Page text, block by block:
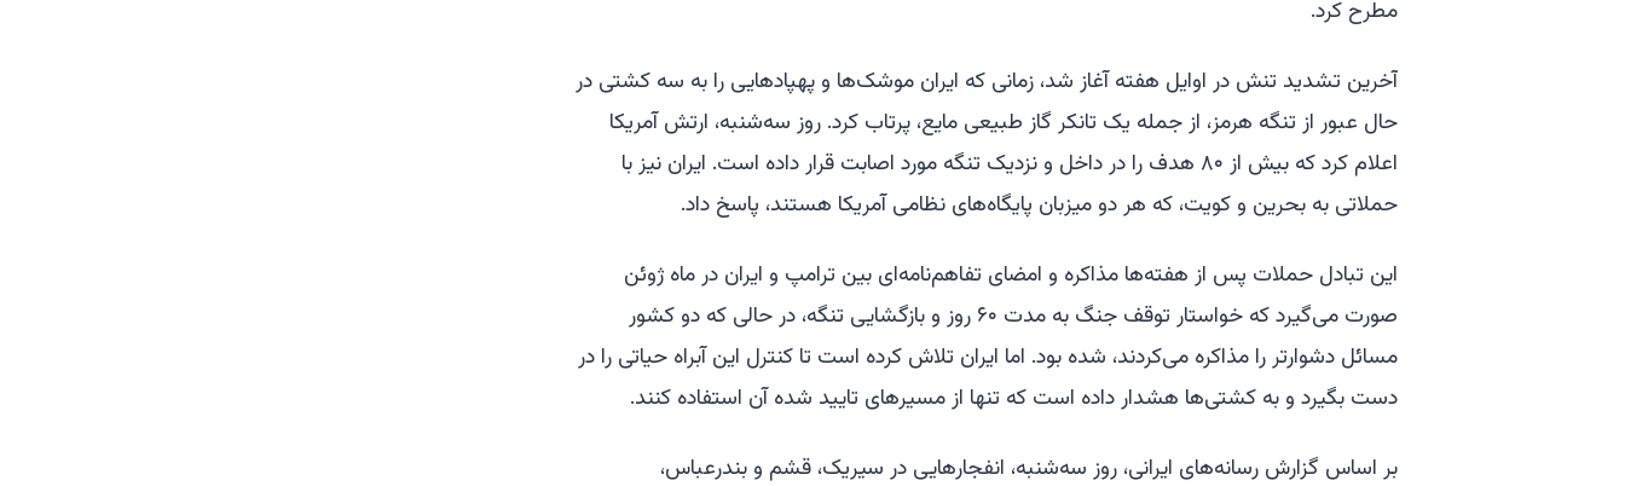
مطرح کرد.
آخرین تشدید تنش در اوایل هفته آغاز شد، زمانی که ایران موشک‌ها و پهپادهایی را به سه کشتی در
حال عبور از تنگه هرمز، از جمله یک تانکر گاز طبیعی مایع، پرتاب کرد. روز سه‌شنبه، ارتش آمریکا
اعلام کرد که بیش از ۸۰ هدف را در داخل و نزدیک تنگه مورد اصابت قرار داده است. ایران نیز با
حملاتی به بحرین و کویت، که هر دو میزبان پایگاه‌های نظامی آمریکا هستند، پاسخ داد.
این تبادل حملات پس از هفته‌ها مذاکره و امضای تفاهم‌نامه‌ای بین ترامپ و ایران در ماه ژوئن
صورت می‌گیرد که خواستار توقف جنگ به مدت ۶۰ روز و بازگشایی تنگه، در حالی که دو کشور
مسائل دشوارتر را مذاکره می‌کردند، شده بود. اما ایران تلاش کرده است تا کنترل این آبراه حیاتی را در
دست بگیرد و به کشتی‌ها هشدار داده است که تنها از مسیرهای تایید شده آن استفاده کنند.
بر اساس گزارش رسانه‌های ایرانی، روز سه‌شنبه، انفجارهایی در سیریک، قشم و بندرعباس،